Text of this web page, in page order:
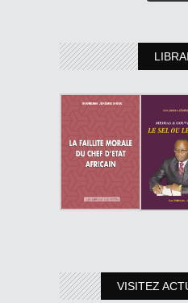
VISITEZ